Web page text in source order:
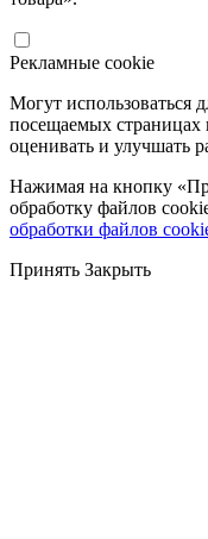
Рекламные cookie
Могут использоваться
посещаемых страницах
оценивать и улучшать
Нажимая на кнопку
обработку файлов
обработки файлов
Принять Закрыть